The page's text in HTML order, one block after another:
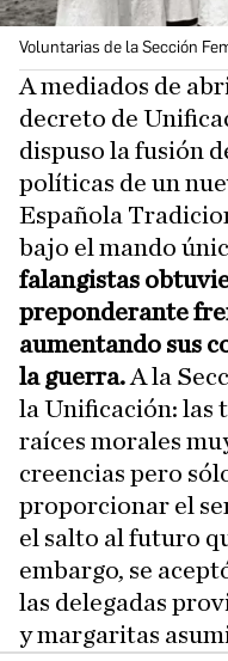
Voluntarias de la Sección
A mediados de
decreto de
dispuso la fusión
políticas de un
Española
bajo el mando
falangistas
preponderante
aumentando sus
la guerra. A la
la Unificación: las
raíces morales
creencias pero
proporcionar el
el salto al futuro
embargo, se
las delegadas
y margaritas